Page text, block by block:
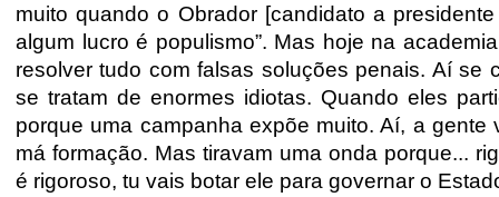
muito quando o Obrador [candidato a
algum lucro é populismo”. Mas hoje na
resolver tudo com falsas soluções penais. Aí se
se tratam de enormes idiotas. Quando eles
porque uma campanha expõe muito. Aí, a
má formação. Mas tiravam uma onda porque...
é rigoroso, tu vais botar ele para governar o